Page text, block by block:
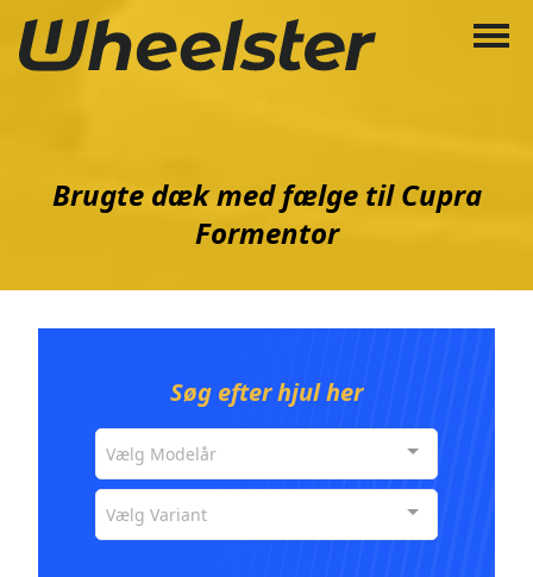
Brugte dæk med fælge til Cupra
Formentor
Søg efter hjul her
Vælg Modelår
Vælg Variant